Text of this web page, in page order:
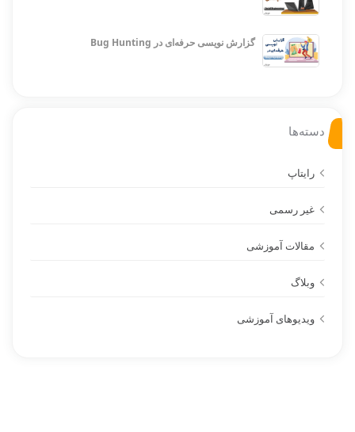
گزارش نویسی حرفه‌ای در Bug Hunting
دسته‌ها
رایتاپ
غیر رسمی
مقالات آموزشی
وبلاگ
ویدیوهای آموزشی